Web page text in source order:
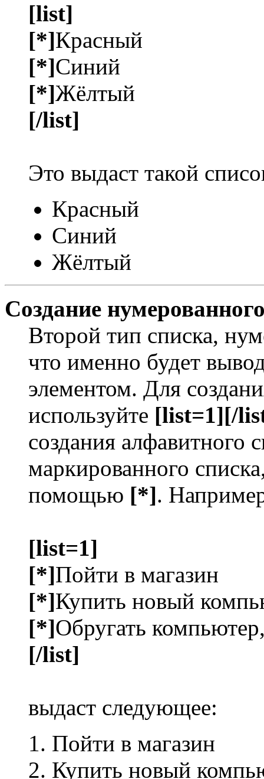
[list]
[*]Красный
[*]Синий
[*]Жёлтый
[/list]
Это выдаст такой
Красный
Синий
Жёлтый
Создание
Второй тип списка,
что именно будет
элементом. Для
используйте [list=1][/
создания алфавитного
маркированного
помощью [*].
[list=1]
[*]Пойти в магазин
[*]Купить новый
[*]Обругать
[/list]
выдаст следующее:
Пойти в магазин
Купить новый